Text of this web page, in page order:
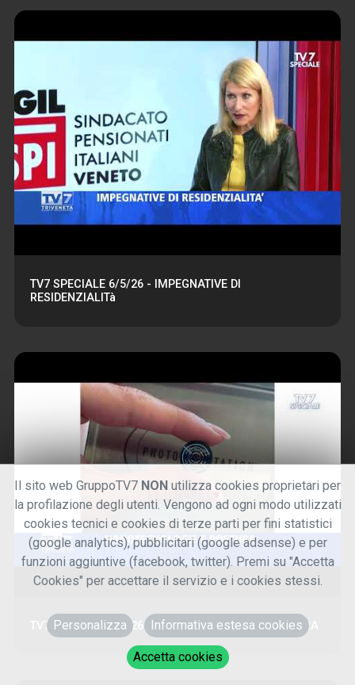
TV7 SPECIALE 6/5/26 - IMPEGNATIVE DI
RESIDENZIALITà
TV7 SPECIALE 5/5/26 - NANOTECNOLOGIE E POSTURA
Il sito web GruppoTV7 NON utilizza cookies proprietari per
la profilazione degli utenti. Vengono ad ogni modo utilizzati
cookies tecnici e cookies di terze parti per fini statistici
(google analytics), pubblicitari (google adsense) e per
funzioni aggiuntive (facebook, twitter). Premi su "Accetta
Cookies" per accettare il servizio e i cookies stessi.
Personalizza Informativa estesa cookies
Accetta cookies